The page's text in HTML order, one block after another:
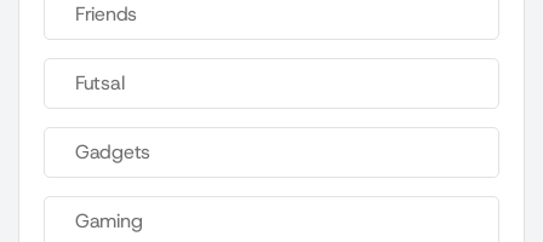
Friends
Futsal
Gadgets
Gaming